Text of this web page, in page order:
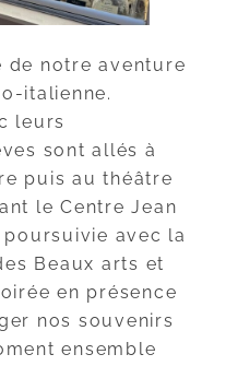
de notre aventure
italienne.
leurs
sont allés à
puis au théâtre
le Centre Jean
poursuivie avec la
Beaux arts et
en présence
nos souvenirs
ensemble